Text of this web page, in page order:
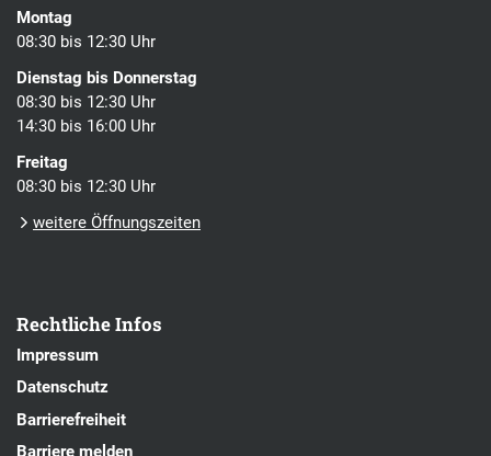
Montag
08:30 bis 12:30 Uhr
Dienstag bis Donnerstag
08:30 bis 12:30 Uhr
14:30 bis 16:00 Uhr
Freitag
08:30 bis 12:30 Uhr
weitere Öffnungszeiten
Rechtliche Infos
Impressum
Datenschutz
Barrierefreiheit
Barriere melden